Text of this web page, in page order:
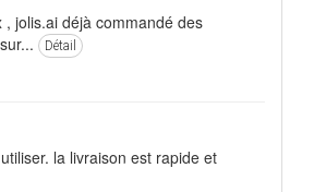
jolis.ai déjà commandé des
Détail
la livraison est rapide et